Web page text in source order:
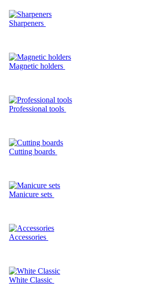
Sharpeners
Magnetic holders
Professional tools
Cutting boards
Manicure sets
Accessories
White Classic